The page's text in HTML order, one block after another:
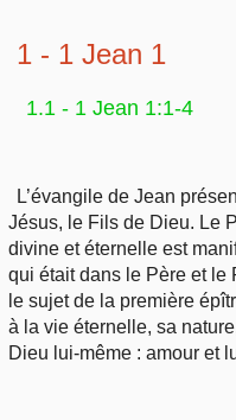
Vie pratique
Mariage, famille
Sujets de A à Z
Pour débuter
Auteurs de A à Z
Rechercher dans la Bible
Dictionnaires bibliques
Autres FAQ
1 - 1 Jean 1
1.1 - 1 Jean 1:1-4
L’évangile de Jean
Jésus, le Fils de Dieu. Le
divine et éternelle est
qui était dans le Père et le
le sujet de la première
à la vie éternelle, sa
Dieu lui-même : amour et